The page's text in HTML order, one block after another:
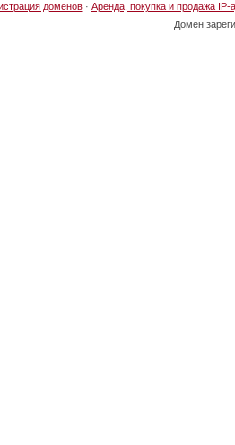
доменов· Аренда, покупка и продажа IP-
Домен